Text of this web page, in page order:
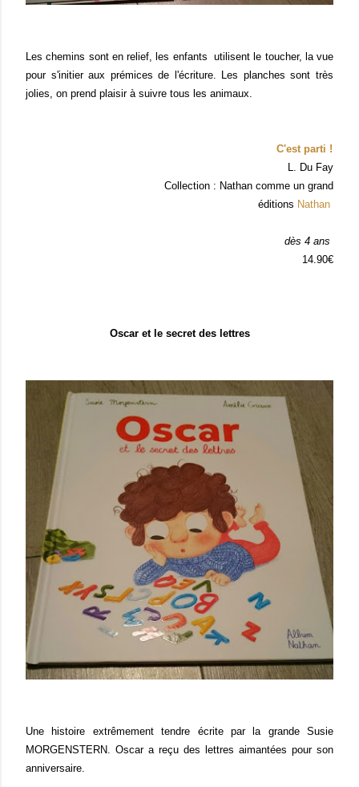
Les chemins sont en relief, les enfants utilisent le toucher, la vue
pour s'initier aux prémices de l'écriture. Les planches sont très
jolies, on prend plaisir à suivre tous les animaux.
C'est parti !
L. Du Fay
Collection : Nathan comme un grand
éditions Nathan
dès 4 ans
14.90€
Oscar et le secret des lettres
Une histoire extrêmement tendre écrite par la grande Susie
MORGENSTERN. Oscar a reçu des lettres aimantées pour son
anniversaire.